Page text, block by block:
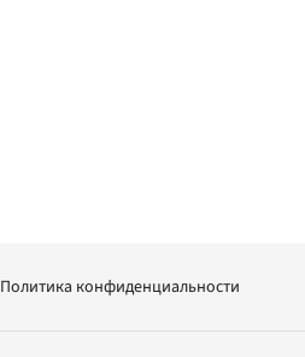
Политика конфиденциальности